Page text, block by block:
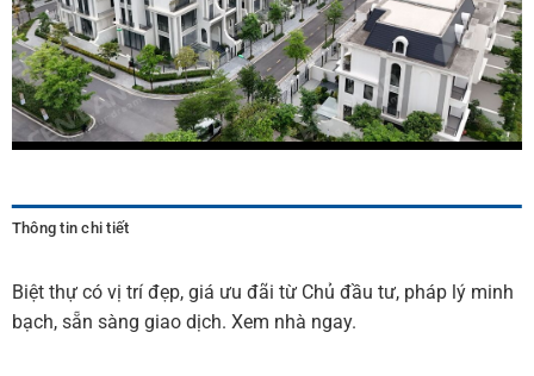
Thông tin chi tiết
Biệt thự có vị trí đẹp, giá ưu đãi từ Chủ đầu tư, pháp lý minh
bạch, sẵn sàng giao dịch. Xem nhà ngay.